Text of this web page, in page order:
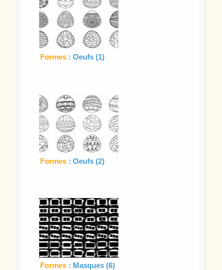
Formes : Oeufs (1)
Formes : Oeufs (2)
Formes : Masques (6)